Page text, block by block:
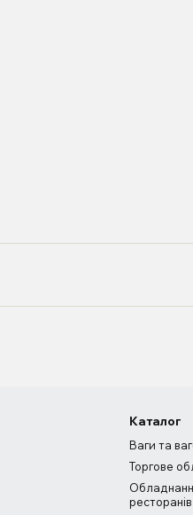
Каталог
Ваги та
Торгове
ресторанів